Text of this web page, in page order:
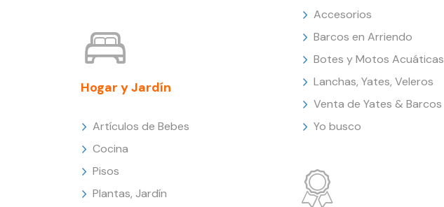
Hogar y Jardín
Artículos de Bebes
Cocina
Pisos
Plantas, Jardín
Accesorios
Barcos en Arriendo
Botes y Motos Acuáticas
Lanchas, Yates, Veleros
Venta de Yates & Barcos
Yo busco